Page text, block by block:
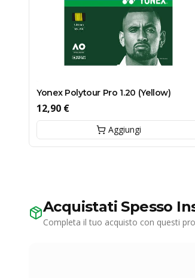
Yonex Polytour Pro 1.20 (Yellow)
12,90 €
Aggiungi
Acquistati Spesso
Completa il tuo acquisto con questi